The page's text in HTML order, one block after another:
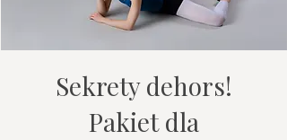
Sekrety dehors!
Pakiet dla